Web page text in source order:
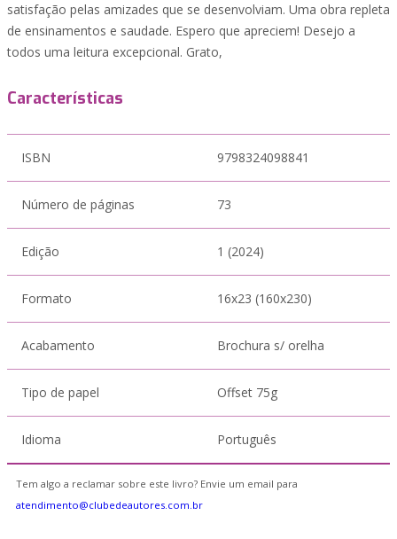
satisfação pelas amizades que se desenvolviam. Uma obra repleta
de ensinamentos e saudade. Espero que apreciem! Desejo a
todos uma leitura excepcional. Grato,
Características
ISBN 9798324098841
Número de páginas 73
Edição 1 (2024)
Formato 16x23 (160x230)
Acabamento Brochura s/ orelha
Tipo de papel Offset 75g
Idioma Português
Tem algo a reclamar sobre este livro? Envie um email para
atendimento@clubedeautores.com.br